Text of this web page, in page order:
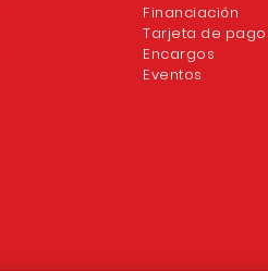
Financiación
Tarjeta de pago
Encargos
Eventos